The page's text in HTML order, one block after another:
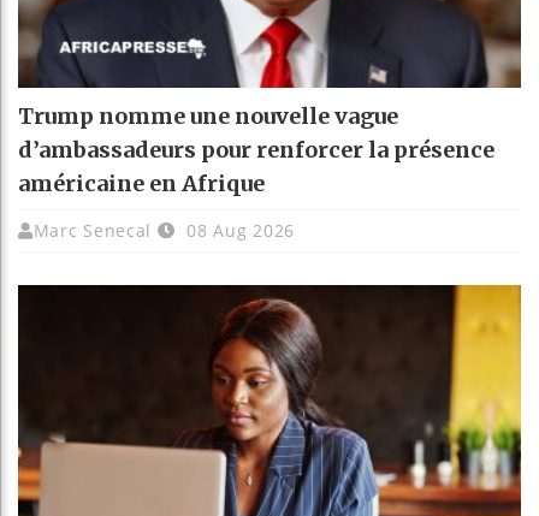
Trump nomme une nouvelle vague
d’ambassadeurs pour renforcer la présence
américaine en Afrique
Marc Senecal 08 Aug 2026